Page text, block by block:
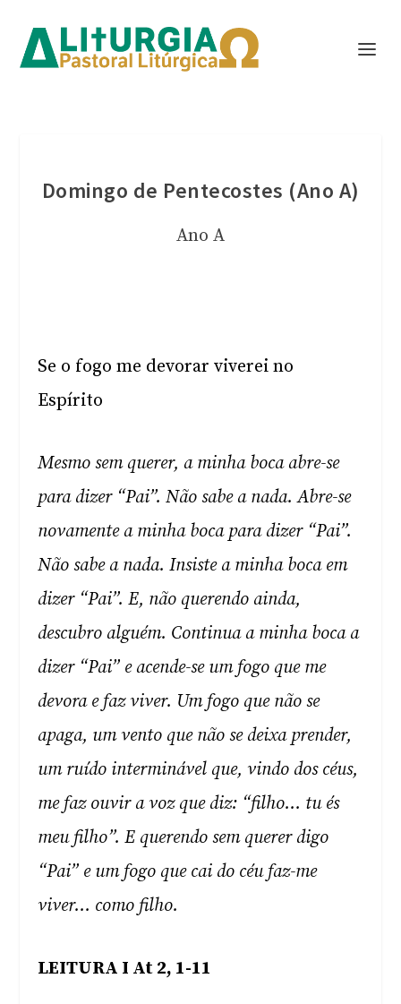
Domingo de Pentecostes (Ano A)
Ano A
Se o fogo me devorar viverei no
Espírito
Mesmo sem querer, a minha boca abre-se
para dizer “Pai”. Não sabe a nada. Abre-se
novamente a minha boca para dizer “Pai”.
Não sabe a nada. Insiste a minha boca em
dizer “Pai”. E, não querendo ainda,
descubro alguém. Continua a minha boca a
dizer “Pai” e acende-se um fogo que me
devora e faz viver. Um fogo que não se
apaga, um vento que não se deixa prender,
um ruído interminável que, vindo dos céus,
me faz ouvir a voz que diz: “filho… tu és
meu filho”. E querendo sem querer digo
“Pai” e um fogo que cai do céu faz-me
viver… como filho.
LEITURA I At 2, 1-11